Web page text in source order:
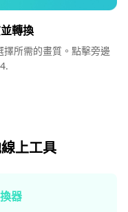
轉換
所需的畫質。點擊旁邊
上工具
器